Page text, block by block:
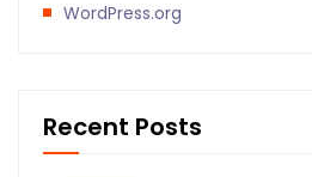
WordPress.org
Recent Posts